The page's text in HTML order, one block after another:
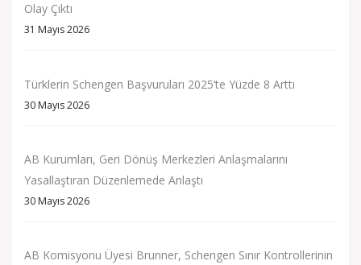
Olay Çıktı
31 Mayıs 2026
Türklerin Schengen Başvuruları 2025’te Yüzde 8 Arttı
30 Mayıs 2026
AB Kurumları, Geri Dönüş Merkezleri Anlaşmalarını
Yasallaştıran Düzenlemede Anlaştı
30 Mayıs 2026
AB Komisyonu Üyesi Brunner, Schengen Sınır Kontrollerinin